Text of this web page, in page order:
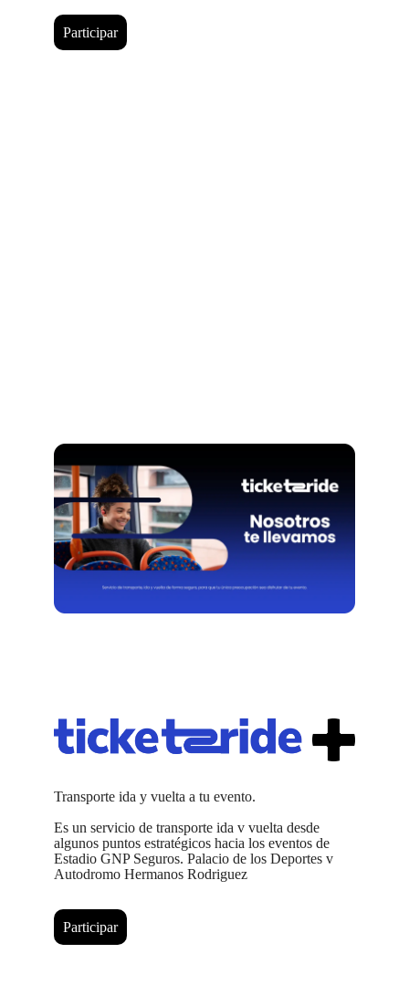
Participar
Transporte ida y vuelta a tu evento.
Es un servicio de transporte ida v vuelta desde
algunos puntos estratégicos hacia los eventos de
Estadio GNP Seguros. Palacio de los Deportes v
Autodromo Hermanos Rodriguez
Participar